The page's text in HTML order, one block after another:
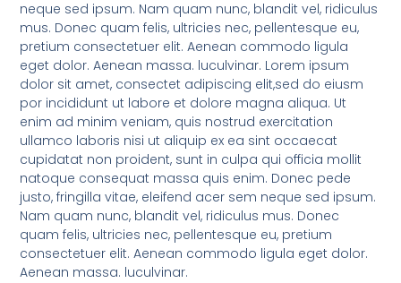
neque sed ipsum. Nam quam nunc, blandit vel, ridiculus
mus. Donec quam felis, ultricies nec, pellentesque eu,
pretium consectetuer elit. Aenean commodo ligula
eget dolor. Aenean massa. luculvinar. Lorem ipsum
dolor sit amet, consectet adipiscing elit,sed do eiusm
por incididunt ut labore et dolore magna aliqua. Ut
enim ad minim veniam, quis nostrud exercitation
ullamco laboris nisi ut aliquip ex ea sint occaecat
cupidatat non proident, sunt in culpa qui officia mollit
natoque consequat massa quis enim. Donec pede
justo, fringilla vitae, eleifend acer sem neque sed ipsum.
Nam quam nunc, blandit vel, ridiculus mus. Donec
quam felis, ultricies nec, pellentesque eu, pretium
consectetuer elit. Aenean commodo ligula eget dolor.
Aenean massa. luculvinar.